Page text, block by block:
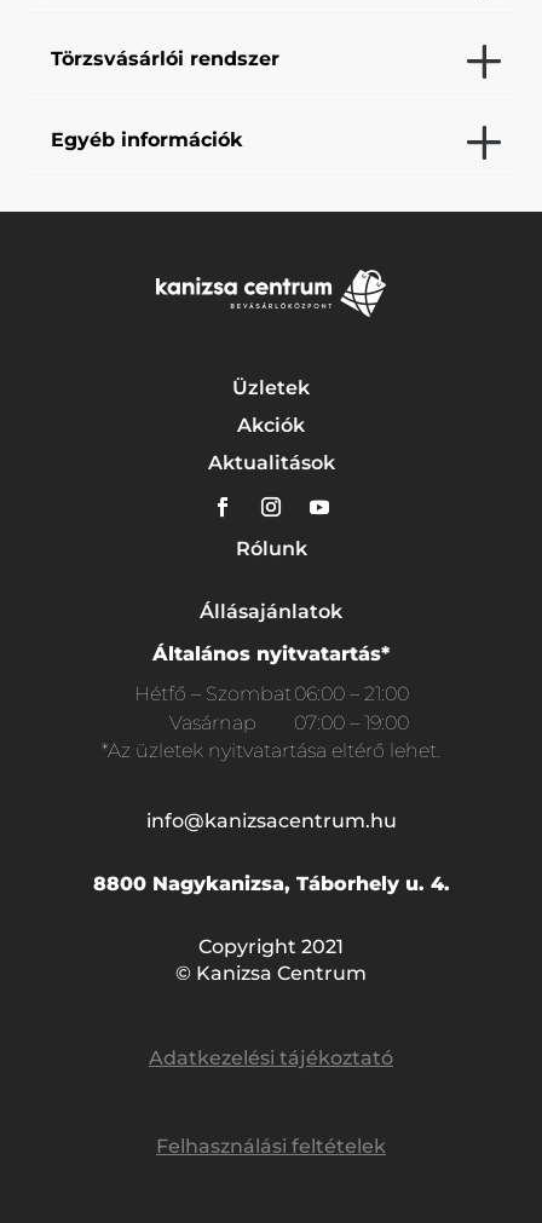
Törzsvásárlói rendszer
Egyéb információk
Üzletek
Akciók
Aktualitások
Rólunk
Állásajánlatok
Általános nyitvatartás*
Hétfő – Szombat06:00 – 21:00
Vasárnap
07:00 – 19:00
*Az üzletek nyitvatartása eltérő lehet.
info@kanizsacentrum.hu
8800 Nagykanizsa, Táborhely u. 4.
Copyright 2021
© Kanizsa Centrum
Adatkezelési tájékoztató
Felhasználási feltételek